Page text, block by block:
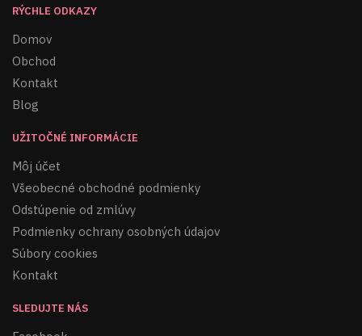
RÝCHLE ODKAZY
Domov
Obchod
Kontakt
Blog
UŽITOČNÉ INFORMÁCIE
Môj účet
Všeobecné obchodné podmienky
Odstúpenie od zmlúvy
Podmienky ochrany osobných údajov
Súbory cookies
Kontakt
SLEDUJTE NÁS